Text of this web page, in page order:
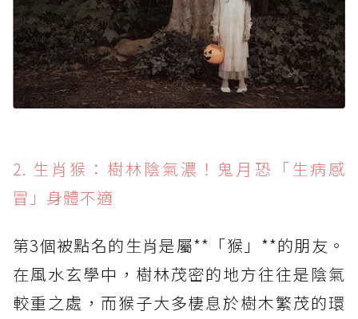
2. 生肖猴：樹林陰氣濃！鬼月恐「生病感
冒」身體不適
第3個被點名的生肖是屬**「猴」**的朋友。
在風水玄學中，樹林茂密的地方往往是陰氣
較重之處，而猴子大多棲息於樹木繁茂的環